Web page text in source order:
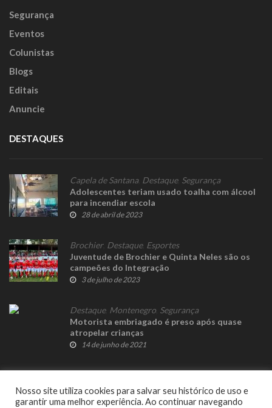
Segurança
Eventos
Colunistas
Blogs
Editais
Anuncie
DESTAQUES
Capela de Santana, Destaque, Segurança
Adolescentes teriam usado toalha com álcool
para incendiar escola
28 de abril de 2023
Brochier, Destaque, Esportes
Juventude de Brochier e Quinta Neles são os
campeões do Integração
3 de julho de 2023
Destaque, Montenegro Segurança
Motorista embriagado é preso após quase
atropelar crianças
14 de junho de 2021
Nosso site utiliza cookies para salvar seu histórico de uso e
garantir uma melhor experiência. Ao continuar navegando